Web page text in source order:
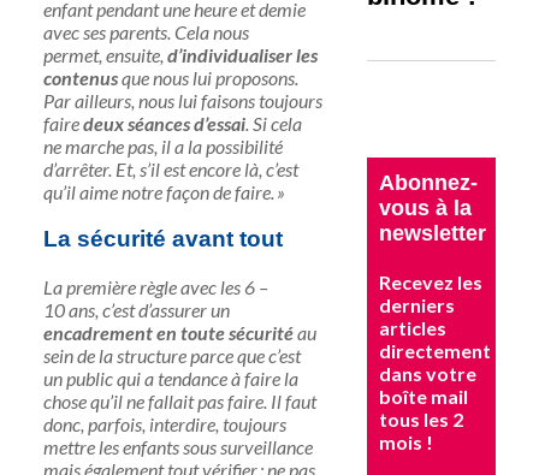
enfant pendant une heure et demie
avec ses parents. Cela nous
permet, ensuite, d’individualiser les
contenusque nous lui proposons.
Par ailleurs, nous lui faisons toujours
fairedeux séances d’essai. Si cela
ne marche pas, il a la possibilité
d’arrêter. Et, s’il est encore là, c’est
qu’il aime notre façon de faire. »
La sécurité avant tout
La première règle avec les 6 –
10 ans, c’est d’assurer un
encadrement en toute sécuritéau
sein de la structure parce que c’est
un public qui a tendance à faire la
chose qu’il ne fallait pas faire. Il faut
donc, parfois, interdire, toujours
mettre les enfants sous surveillance
mais également tout vérifier : ne pas
Abonnez-
vous à la
newsletter
Recevez les
derniers
articles
directement
dans votre
boîte mail
tous les 2
mois !